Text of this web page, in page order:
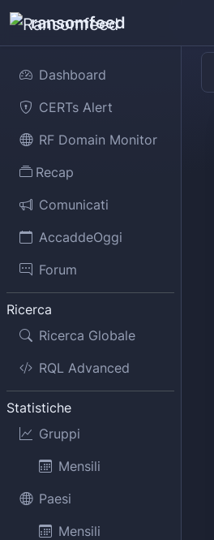
ransomfeed
Dashboard
CERTs Alert
RF Domain Monitor
Recap
Comunicati
AccaddeOggi
Forum
Ricerca
Ricerca Globale
RQL Advanced
Statistiche
Gruppi
Mensili
Paesi
Mensili